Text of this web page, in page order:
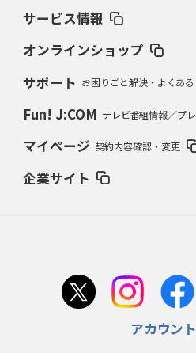
サービス情報
オンラインショップ
サポート お困りごと解決・よくあ
Fun! J:COM テレビ番組情報／プ
マイページ 契約内容確認・変更
企業サイト
アカウン